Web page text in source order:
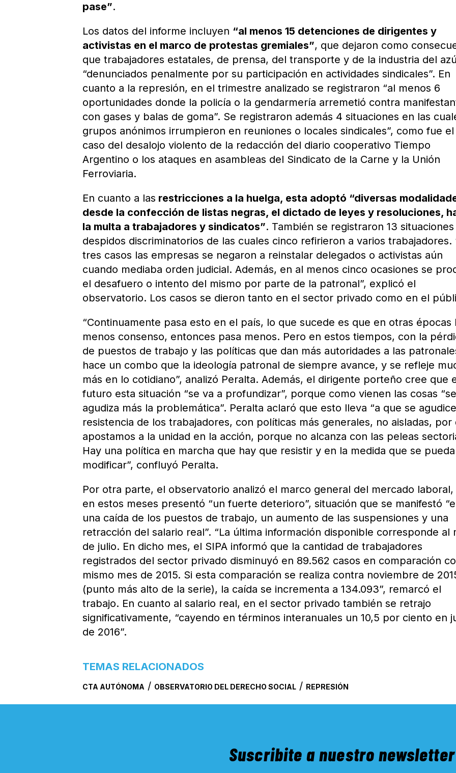
pase”.
Los datos del informe incluyen “al menos 15 detenciones de dirigentes y
activistas en el marco de protestas gremiales”, que dejaron como
que trabajadores estatales, de prensa, del transporte y de la industria del
“denunciados penalmente por su participación en actividades sindicales”. En
cuanto a la represión, en el trimestre analizado se registraron “al menos 6
oportunidades donde la policía o la gendarmería arremetió contra
con gases y balas de goma”. Se registraron además 4 situaciones en las
grupos anónimos irrumpieron en reuniones o locales sindicales”, como fue el
caso del desalojo violento de la redacción del diario cooperativo Tiempo
Argentino o los ataques en asambleas del Sindicato de la Carne y la Unión
Ferroviaria.
En cuanto a las restricciones a la huelga, esta adoptó “diversas
desde la confección de listas negras, el dictado de leyes y resoluciones,
la multa a trabajadores y sindicatos”. También se registraron 13
despidos discriminatorios de las cuales cinco refirieron a varios trabajadores.
tres casos las empresas se negaron a reinstalar delegados o activistas aún
cuando mediaba orden judicial. Además, en al menos cinco ocasiones se
el desafuero o intento del mismo por parte de la patronal”, explicó el
observatorio. Los casos se dieron tanto en el sector privado como en el
“Continuamente pasa esto en el país, lo que sucede es que en otras épocas
menos consenso, entonces pasa menos. Pero en estos tiempos, con la
de puestos de trabajo y las políticas que dan más autoridades a las
hace un combo que la ideología patronal de siempre avance, y se refleje
más en lo cotidiano”, analizó Peralta. Además, el dirigente porteño cree que
futuro esta situación “se va a profundizar”, porque como vienen las cosas “se
agudiza más la problemática”. Peralta aclaró que esto lleva “a que se
resistencia de los trabajadores, con políticas más generales, no aisladas, por
apostamos a la unidad en la acción, porque no alcanza con las peleas
Hay una política en marcha que hay que resistir y en la medida que se pueda
modificar”, confluyó Peralta.
Por otra parte, el observatorio analizó el marco general del mercado laboral,
en estos meses presentó “un fuerte deterioro”, situación que se manifestó
una caída de los puestos de trabajo, un aumento de las suspensiones y una
retracción del salario real”. “La última información disponible corresponde al
de julio. En dicho mes, el SIPA informó que la cantidad de trabajadores
registrados del sector privado disminuyó en 89.562 casos en comparación
mismo mes de 2015. Si esta comparación se realiza contra noviembre de
(punto más alto de la serie), la caída se incrementa a 134.093”, remarcó el
trabajo. En cuanto al salario real, en el sector privado también se retrajo
significativamente, “cayendo en términos interanuales un 10,5 por ciento en
de 2016”.
TEMAS RELACIONADOS
CTA AUTÓNOMA / OBSERVATORIO DEL DERECHO SOCIAL / REPRESIÓN
Suscribite a nuestro newsletter